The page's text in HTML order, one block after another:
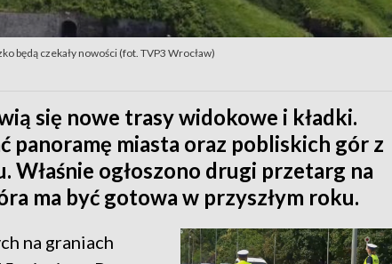
będą czekały nowości (fot. TVP3 Wrocław)
się nowe trasy widokowe i kładki.
panoramę miasta oraz pobliskich gór z
ogłoszono drugi przetarg na
ma być gotowa w przyszłym roku.
na graniach